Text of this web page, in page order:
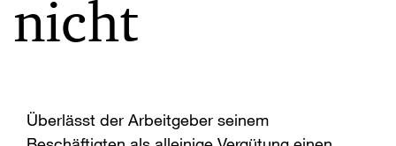
nicht
Überlässt der Arbeitgeber seinem